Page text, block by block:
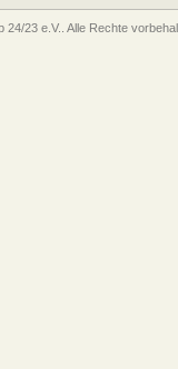
24/23 e.V.. Alle Rechte